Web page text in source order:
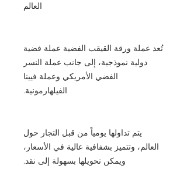
العالم
تُعد عملة ورقة القيقب الفضية عملة فضية
دولية نموذجية، إلى جانب عملة النسر
الفضي الأمريكي وعملة فيينا
الفيلهارمونية.
يتم تداولها يومياً من قبل التجار حول
العالم، وتتميز بشفافية عالية في الأسعار،
ويمكن تحويلها بسهولة إلى نقد.